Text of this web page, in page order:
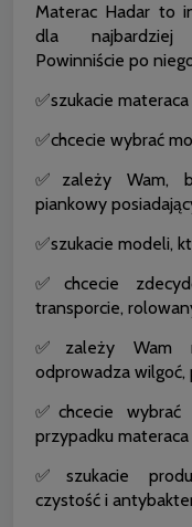
Materac Hadar to
dla najbardziej
Powinniście po
✅szukacie
✅chcecie wybrać
✅zależy Wam,
piankowy
✅szukacie modeli,
✅chcecie
transporcie,
✅zależy Wam
odprowadza wilgoć,
✅chcecie
przypadku
✅szukacie
czystość i